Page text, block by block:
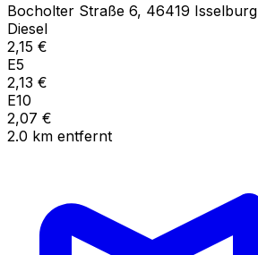
Bocholter Straße 6, 46419 Isselburg
Diesel
2,15 €
E5
2,13 €
E10
2,07 €
2.0 km entfernt